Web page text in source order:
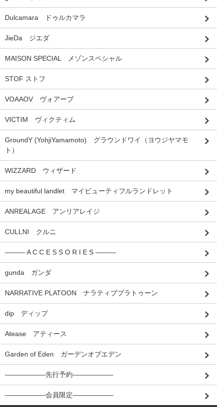
Dulcamara ドゥルカマラ
JieDa ジエダ
MAISON SPECIAL メゾンスペシャル
STOF ストフ
VOAAOV ヴォアーブ
VICTIM ヴィクティム
GroundY (YohjiYamamoto) グラウンドワイ（ヨウジヤマモ
ト）
WIZZARD ウィザード
my beautiful landlet マイビューティフルランドレット
ANREALAGE アンリアレイジ
CULLNI クルニ
――― A C C E S S O R I E S ―――
gunda ガンダ
NARRATIVE PLATOON ナラティブプラトゥーン
dip ディップ
Atease アティース
Garden of Eden ガーデンオブエデン
――――――先行予約――――――
――――――会員限定――――――